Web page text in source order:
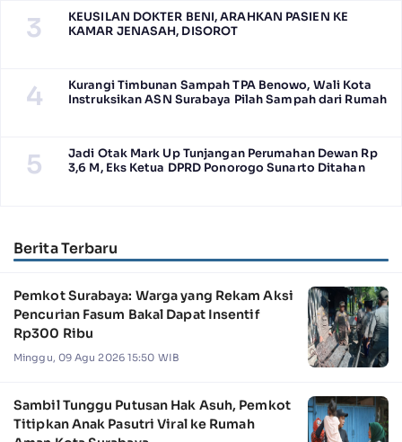
3
KEUSILAN DOKTER BENI, ARAHKAN PASIEN KE
KAMAR JENASAH, DISOROT
4
Kurangi Timbunan Sampah TPA Benowo, Wali Kota
Instruksikan ASN Surabaya Pilah Sampah dari Rumah
5
Jadi Otak Mark Up Tunjangan Perumahan Dewan Rp
3,6 M, Eks Ketua DPRD Ponorogo Sunarto Ditahan
Berita Terbaru
Pemkot Surabaya: Warga yang Rekam Aksi
Pencurian Fasum Bakal Dapat Insentif
Rp300 Ribu
Minggu, 09 Agu 2026 15:50 WIB
Sambil Tunggu Putusan Hak Asuh, Pemkot
Titipkan Anak Pasutri Viral ke Rumah